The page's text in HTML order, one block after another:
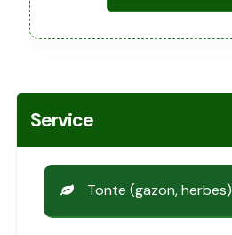
Service
Tonte (gazon, herbes)